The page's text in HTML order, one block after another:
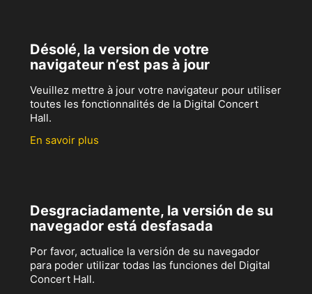
Désolé, la version de votre
navigateur n’est pas à jour
Veuillez mettre à jour votre navigateur pour utiliser
toutes les fonctionnalités de la Digital Concert
Hall.
En savoir plus
Desgraciadamente, la versión de su
navegador está desfasada
Por favor, actualice la versión de su navegador
para poder utilizar todas las funciones del Digital
Concert Hall.